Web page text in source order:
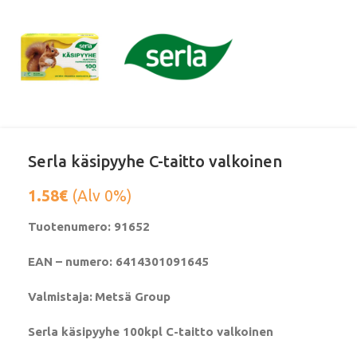
Serla käsipyyhe C-taitto valkoinen
1.58€ (Alv 0%)
Tuotenumero: 91652
EAN – numero: 6414301091645
Valmistaja: Metsä Group
Serla käsipyyhe 100kpl C-taitto valkoinen